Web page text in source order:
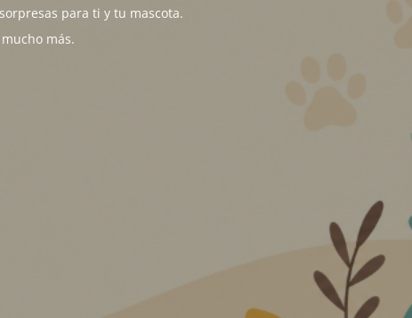
para ti y tu mascota.
más.